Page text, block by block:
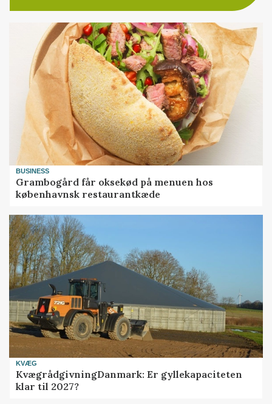
BUSINESS
Grambogård får oksekød på menuen hos
københavnsk restaurantkæde
KVÆG
KvægrådgivningDanmark: Er gyllekapaciteten
klar til 2027?